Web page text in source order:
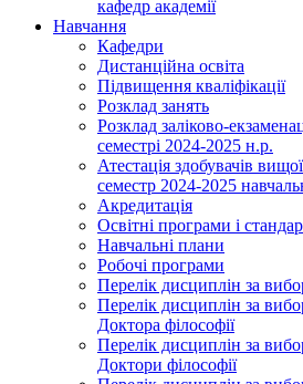
кафедр академії
Навчання
Кафедри
Дистанційна освіта
Підвищення кваліфікації
Розклад занять
Розклад заліково-
семестрі 2024-2025 н.р.
Атестація здобувачів
семестр 2024-2025
Акредитація
Освітні програми і
Навчальні плани
Робочі програми
Перелік дисциплін за
Перелік дисциплін за
Доктора філософії
Перелік дисциплін за
Доктори філософії